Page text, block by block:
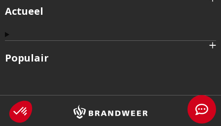
Actueel
Populair
Brandweer